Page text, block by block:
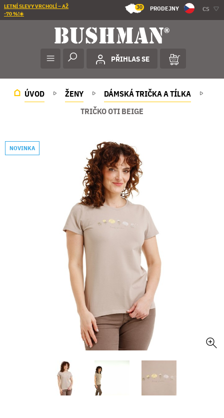
LETNÍ SLEVY VRCHOLÍ – AŽ
-70 %!☀️
30 PRODEJNY CS
PŘIHLAS SE
ÚVOD ŽENY
DÁMSKÁ TRIČKA A TÍLKA
TRIČKO OTI BEIGE
NOVINKA